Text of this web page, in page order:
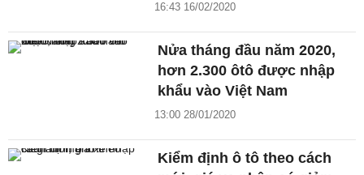
16:43 16/02/2020
Nửa tháng đầu năm 2020,
hơn 2.300 ôtô được nhập
khẩu vào Việt Nam
13:00 28/01/2020
Kiểm định ô tô theo cách